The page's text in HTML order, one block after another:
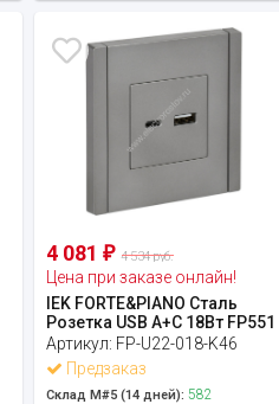
4 081₽ 4 534 руб.
Цена при заказе онлайн!
IEK FORTE&PIANO Сталь
Розетка USB A+C 18Вт FP551
Артикул: FP-U22-018-K46
Предзаказ
Склад М#5 (14 дней): 582